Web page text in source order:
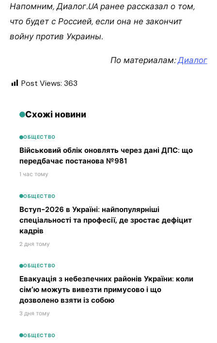
Напомним, Диалог.UA ранее рассказал о том,
что будет с Россией, если она не закончит
войну против Украины.
По материалам:Диалог
Post Views: 363
Схожі новини
ОБЩЕСТВО
Військовий облік оновлять через дані ДПС: що
передбачає постанова №981
1 час тому
ОБЩЕСТВО
Вступ-2026 в Україні: найпопулярніші
спеціальності та професії, де зростає дефіцит
кадрів
2 дня тому
ОБЩЕСТВО
Евакуація з небезпечних районів України: коли
сім’ю можуть вивезти примусово і що
дозволено взяти із собою
3 дня тому
ОБЩЕСТВО